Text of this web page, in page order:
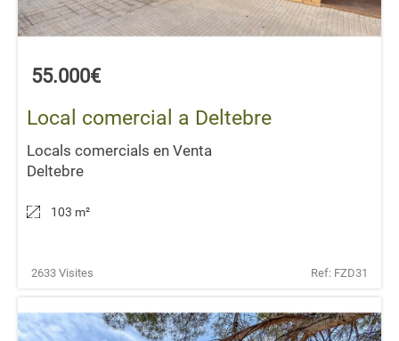
55.000€
Local comercial a Deltebre
Locals comercials en Venta
Deltebre
103 m²
2633 Visites Ref: FZD31